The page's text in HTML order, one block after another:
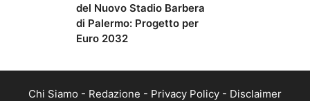
del Nuovo Stadio Barbera
di Palermo: Progetto per
Euro 2032
Chi Siamo - Redazione - Privacy Policy - Disclaimer